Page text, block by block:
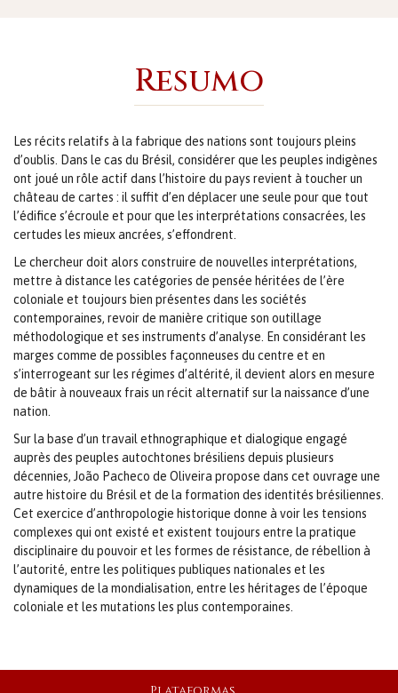
Resumo
Les récits relatifs à la fabrique des nations sont toujours pleins
d’oublis. Dans le cas du Brésil, considérer que les peuples indigènes
ont joué un rôle actif dans l’histoire du pays revient à toucher un
château de cartes : il suffit d’en déplacer une seule pour que tout
l’édifice s’écroule et pour que les interprétations consacrées, les
certudes les mieux ancrées, s’effondrent.
Le chercheur doit alors construire de nouvelles interprétations,
mettre à distance les catégories de pensée héritées de l’ère
coloniale et toujours bien présentes dans les sociétés
contemporaines, revoir de manière critique son outillage
méthodologique et ses instruments d’analyse. En considérant les
marges comme de possibles façonneuses du centre et en
s’interrogeant sur les régimes d’altérité, il devient alors en mesure
de bâtir à nouveaux frais un récit alternatif sur la naissance d’une
nation.
Sur la base d’un travail ethnographique et dialogique engagé
auprès des peuples autochtones brésiliens depuis plusieurs
décennies, João Pacheco de Oliveira propose dans cet ouvrage une
autre histoire du Brésil et de la formation des identités brésiliennes.
Cet exercice d’anthropologie historique donne à voir les tensions
complexes qui ont existé et existent toujours entre la pratique
disciplinaire du pouvoir et les formes de résistance, de rébellion à
l’autorité, entre les politiques publiques nationales et les
dynamiques de la mondialisation, entre les héritages de l’époque
coloniale et les mutations les plus contemporaines.